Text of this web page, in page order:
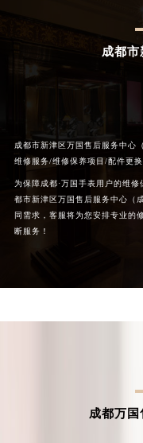
成都市
成都市新津区万国售后服务中心
维修服务/维修保养项目/配件更
为保障成都·万国手表用户的维
都市新津区万国售后服务中心（
同需求，客服将为您安排专业的
断服务！
成都万国